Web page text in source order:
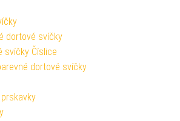
dortové svíčky
svíčky Číslice
dortové svíčky